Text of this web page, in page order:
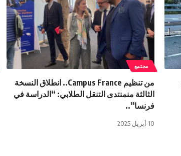
مجتمع
من تنظيم Campus France.. انطلاق النسخة
الثالثة منمنتدى التنقل الطلابي: “الدراسة في
فرنسا”..
10 أبريل 2025